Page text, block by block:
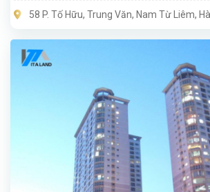
ưu.
58 P. Tố Hữu, Trung Văn, Nam Từ Liêm,